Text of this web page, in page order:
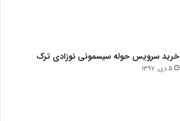
خرید سرویس حوله سیسمونی نوزادی ترک
5 دی, 1397